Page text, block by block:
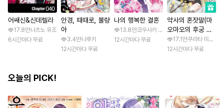
어쌔신&신데렐라
17.8만나츠노 유조
6시간마다 무료
안경, 때때로, 불량
아
3.4만나루키
12시간마다 무료
나의 행복한 결혼
13.8만코우사카 리토 / 아기토기 아쿠미
12시간마다 무료
약사의 혼잣말(마
오마오의 후궁 수
수께끼 풀이수첩)
17.1만쿠라타 미노
12시간마다 무료
오늘의 PICK!